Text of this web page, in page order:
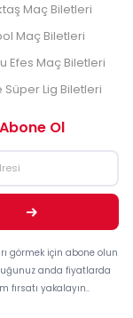
Maç Biletleri
Maç Biletleri
Efes Maç Biletleri
Süper Lig Biletleri
Abone Ol
görmek için abone olun
anda fiyatlarda
fırsatı yakalayın..